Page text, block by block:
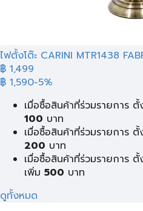
ไฟตั้งโต๊ะ CARINI MTR1438
฿ 1,499
฿ 1,590-5%
เมื่อซื้อสินค้าที่ร่วมรายการ ตั้
100 บาท
เมื่อซื้อสินค้าที่ร่วมรายการ ตั้
200 บาท
เมื่อซื้อสินค้าที่ร่วมรายการ ตั้
เพิ่ม 500 บาท
ดูทั้งหมด